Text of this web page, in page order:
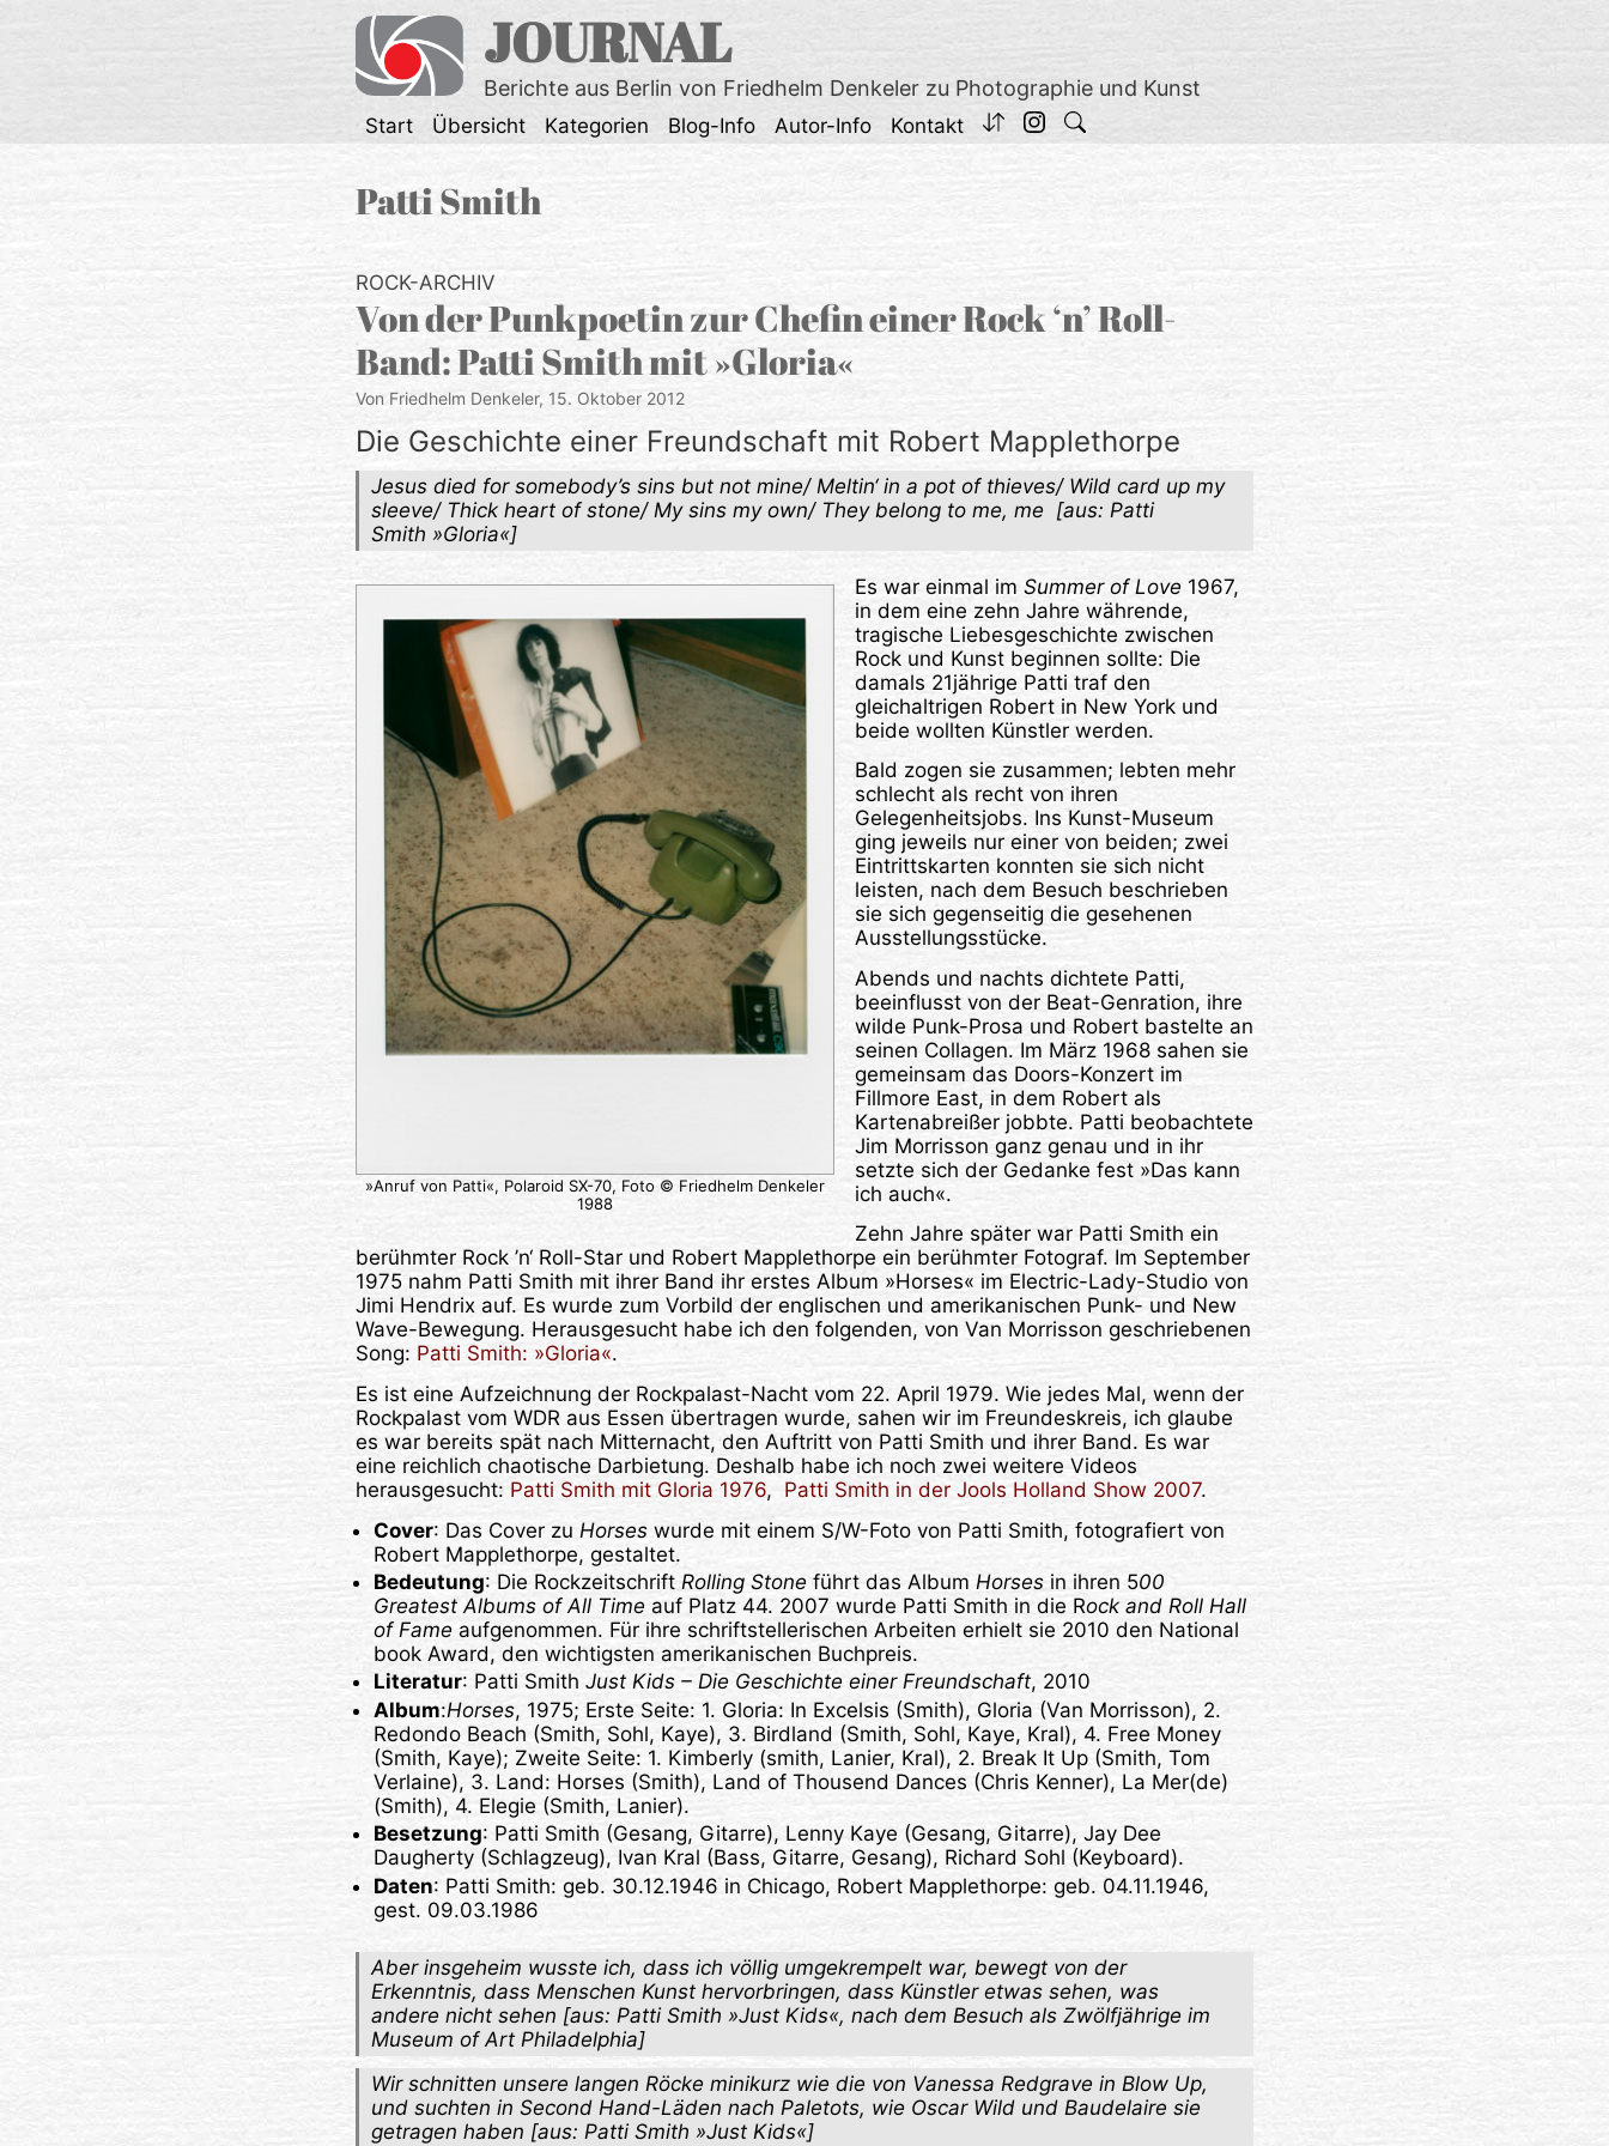
JOURNAL
Berichte aus Berlin von Friedhelm Denkeler zu Photographie und Kunst
Start Übersicht Kategorien Blog-Info Autor-Info Kontakt
Patti Smith
ROCK-ARCHIV
Von der Punkpoetin zur Chefin einer Rock ‘n’ Roll-
Band: Patti Smith mit »Gloria«
Von Friedhelm Denkeler, 15. Oktober 2012
Die Geschichte einer Freundschaft mit Robert Mapplethorpe
Jesus died for somebody’s sins but not mine/ Meltin‘ in a pot of thieves/ Wild card up my
sleeve/ Thick heart of stone/ My sins my own/ They belong to me, me [aus: Patti
Smith »Gloria«]
»Anruf von Patti«, Polaroid SX-70, Foto © Friedhelm Denkeler
1988
Es war einmal im Summer of Love 1967,
in dem eine zehn Jahre währende,
tragische Liebesgeschichte zwischen
Rock und Kunst beginnen sollte: Die
damals 21jährige Patti traf den
gleichaltrigen Robert in New York und
beide wollten Künstler werden.
Bald zogen sie zusammen; lebten mehr
schlecht als recht von ihren
Gelegenheitsjobs. Ins Kunst-Museum
ging jeweils nur einer von beiden; zwei
Eintrittskarten konnten sie sich nicht
leisten, nach dem Besuch beschrieben
sie sich gegenseitig die gesehenen
Ausstellungsstücke.
Abends und nachts dichtete Patti,
beeinflusst von der Beat-Genration, ihre
wilde Punk-Prosa und Robert bastelte an
seinen Collagen. Im März 1968 sahen sie
gemeinsam das Doors-Konzert im
Fillmore East, in dem Robert als
Kartenabreißer jobbte. Patti beobachtete
Jim Morrisson ganz genau und in ihr
setzte sich der Gedanke fest »Das kann
ich auch«.
Zehn Jahre später war Patti Smith ein
berühmter Rock ’n‘ Roll-Star und Robert Mapplethorpe ein berühmter Fotograf. Im September
1975 nahm Patti Smith mit ihrer Band ihr erstes Album »Horses« im Electric-Lady-Studio von
Jimi Hendrix auf. Es wurde zum Vorbild der englischen und amerikanischen Punk- und New
Wave-Bewegung. Herausgesucht habe ich den folgenden, von Van Morrisson geschriebenen
Song: Patti Smith: »Gloria«.
Es ist eine Aufzeichnung der Rockpalast-Nacht vom 22. April 1979. Wie jedes Mal, wenn der
Rockpalast vom WDR aus Essen übertragen wurde, sahen wir im Freundeskreis, ich glaube
es war bereits spät nach Mitternacht, den Auftritt von Patti Smith und ihrer Band. Es war
eine reichlich chaotische Darbietung. Deshalb habe ich noch zwei weitere Videos
herausgesucht: Patti Smith mit Gloria 1976, Patti Smith in der Jools Holland Show 2007.
Cover: Das Cover zu Horses wurde mit einem S/W-Foto von Patti Smith, fotografiert von
Robert Mapplethorpe, gestaltet.
Bedeutung: Die Rockzeitschrift Rolling Stone führt das Album Horses in ihren 500
Greatest Albums of All Time auf Platz 44. 2007 wurde Patti Smith in die Rock and Roll Hall
of Fame aufgenommen. Für ihre schriftstellerischen Arbeiten erhielt sie 2010 den National
book Award, den wichtigsten amerikanischen Buchpreis.
Literatur: Patti SmithJust Kids – Die Geschichte einer Freundschaft, 2010
Album:Horses, 1975; Erste Seite: 1. Gloria: In Excelsis (Smith), Gloria (Van Morrisson), 2.
Redondo Beach (Smith, Sohl, Kaye), 3. Birdland (Smith, Sohl, Kaye, Kral), 4. Free Money
(Smith, Kaye); Zweite Seite: 1. Kimberly (smith, Lanier, Kral), 2. Break It Up (Smith, Tom
Verlaine), 3. Land: Horses (Smith), Land of Thousend Dances (Chris Kenner), La Mer(de)
(Smith), 4. Elegie (Smith, Lanier).
Besetzung: Patti Smith (Gesang, Gitarre), Lenny Kaye (Gesang, Gitarre), Jay Dee
Daugherty (Schlagzeug), Ivan Kral (Bass, Gitarre, Gesang), Richard Sohl (Keyboard).
Daten: Patti Smith: geb. 30.12.1946 in Chicago, Robert Mapplethorpe: geb. 04.11.1946,
gest. 09.03.1986
Aber insgeheim wusste ich, dass ich völlig umgekrempelt war, bewegt von der
Erkenntnis, dass Menschen Kunst hervorbringen, dass Künstler etwas sehen, was
andere nicht sehen [aus: Patti Smith »Just Kids«, nach dem Besuch als Zwölfjährige im
Museum of Art Philadelphia]
Wir schnitten unsere langen Röcke minikurz wie die von Vanessa Redgrave in Blow Up,
und suchten in Second Hand-Läden nach Paletots, wie Oscar Wild und Baudelaire sie
getragen haben [aus: Patti Smith »Just Kids«]